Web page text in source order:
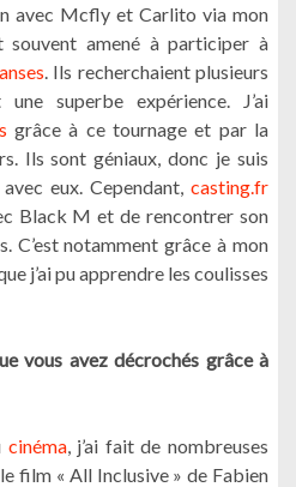
avec Mcfly et Carlito via mon
souvent amené à participer à
. Ils recherchaient plusieurs
superbe expérience. J’ai
grâce à ce tournage et par la
Ils sont géniaux, donc je suis
eux. Cependant,casting.fr
Black M et de rencontrer son
C’est notamment grâce à mon
j’ai pu apprendre les coulisses
vous avez décrochés grâce à
cinéma, j’ai fait de nombreuses
film « All Inclusive » de Fabien